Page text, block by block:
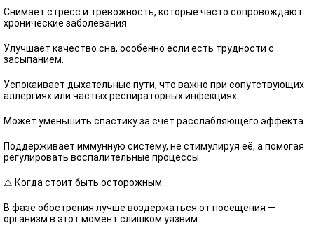
Снимает стресс и тревожность, которые часто сопровождают
хронические заболевания.
Улучшает качество сна, особенно если есть трудности с
засыпанием.
Успокаивает дыхательные пути, что важно при сопутствующих
аллергиях или частых респираторных инфекциях.
Может уменьшить спастику за счёт расслабляющего эффекта.
Поддерживает иммунную систему, не стимулируя её, а помогая
регулировать воспалительные процессы.
⚠ Когда стоит быть осторожным:
В фазе обострения лучше воздержаться от посещения —
организм в этот момент слишком уязвим.